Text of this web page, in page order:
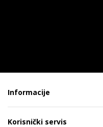
Informacije
Korisnički servis